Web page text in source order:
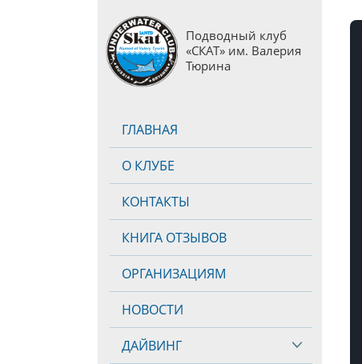
Подводный клуб
«СКАТ» им. Валерия
Тюрина
ГЛАВНАЯ
О КЛУБЕ
КОНТАКТЫ
КНИГА ОТЗЫВОВ
ОРГАНИЗАЦИЯМ
НОВОСТИ
ДАЙВИНГ